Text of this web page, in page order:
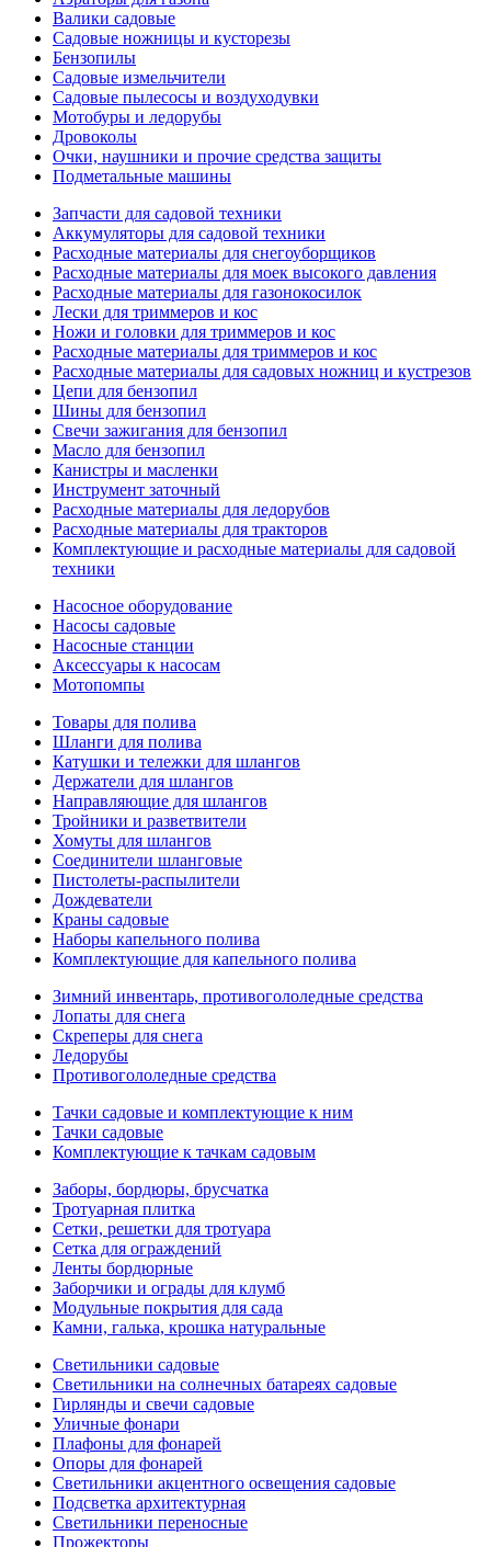
Валики садовые
Садовые ножницы и кусторезы
Бензопилы
Садовые измельчители
Садовые пылесосы и воздуходувки
Мотобуры и ледорубы
Дровоколы
Очки, наушники и прочие средства защиты
Подметальные машины
Запчасти для садовой техники
Аккумуляторы для садовой техники
Расходные материалы для снегоуборщиков
Расходные материалы для моек высокого давления
Расходные материалы для газонокосилок
Лески для триммеров и кос
Ножи и головки для триммеров и кос
Расходные материалы для триммеров и кос
Расходные материалы для садовых ножниц и кустрезов
Цепи для бензопил
Шины для бензопил
Свечи зажигания для бензопил
Масло для бензопил
Канистры и масленки
Инструмент заточный
Расходные материалы для ледорубов
Расходные материалы для тракторов
Комплектующие и расходные материалы для садовой
техники
Насосное оборудование
Насосы садовые
Насосные станции
Аксессуары к насосам
Мотопомпы
Товары для полива
Шланги для полива
Катушки и тележки для шлангов
Держатели для шлангов
Направляющие для шлангов
Тройники и разветвители
Хомуты для шлангов
Соединители шланговые
Пистолеты-распылители
Дождеватели
Краны садовые
Наборы капельного полива
Комплектующие для капельного полива
Зимний инвентарь, противогололедные средства
Лопаты для снега
Скреперы для снега
Ледорубы
Противогололедные средства
Тачки садовые и комплектующие к ним
Тачки садовые
Комплектующие к тачкам садовым
Заборы, бордюры, брусчатка
Тротуарная плитка
Сетки, решетки для тротуара
Сетка для ограждений
Ленты бордюрные
Заборчики и ограды для клумб
Модульные покрытия для сада
Камни, галька, крошка натуральные
Светильники садовые
Светильники на солнечных батареях садовые
Гирлянды и свечи садовые
Уличные фонари
Плафоны для фонарей
Опоры для фонарей
Светильники акцентного освещения садовые
Подсветка архитектурная
Светильники переносные
Прожекторы